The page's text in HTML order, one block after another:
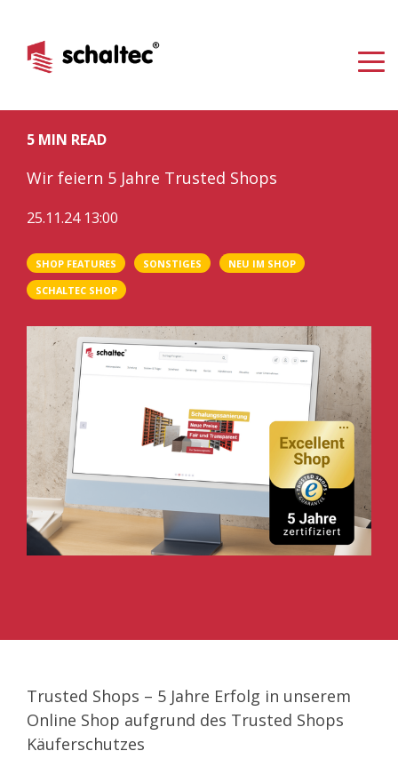
5 MIN READ
Wir feiern 5 Jahre Trusted Shops
25.11.24 13:00
SHOP FEATURES SONSTIGES
NEU IM SHOP
SCHALTEC SHOP
Trusted Shops – 5 Jahre Erfolg in unserem
Online Shop aufgrund des Trusted Shops
Käuferschutzes